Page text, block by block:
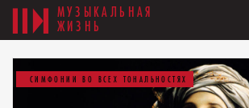
МУЗЫКАЛЬНАЯ
ЖИЗНЬ
СИМФОНИИ ВО ВСЕХ ТОНАЛЬНОСТЯХ